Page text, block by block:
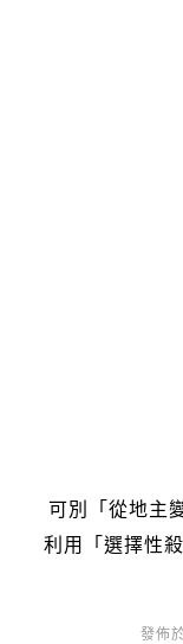
可別「從地主
利用「選擇性
發佈